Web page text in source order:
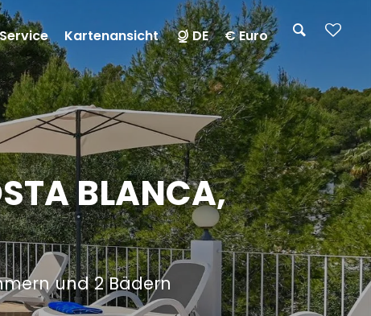
BLANCA,
und 2 Bädern
Kartenansicht DE € Euro